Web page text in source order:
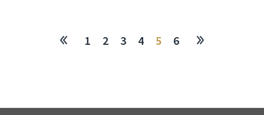
1 2 3 4 5 6